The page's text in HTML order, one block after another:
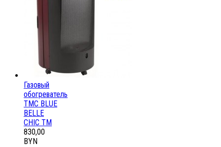
Газовый
обогреватель
ТМС BLUE
BELLE
CHIC ТМ
830,00
BYN